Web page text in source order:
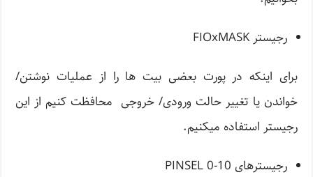
رجیستر FIOxMASK
برای اینکه در پورت بعضی بیت ها را از عملیات نوشتن/
خواندن یا تغییر حالت ورودی/ خروجی محافظت کنیم از این
رجیستر استفاده میکنیم.
رجیسترهای PINSEL 0-10